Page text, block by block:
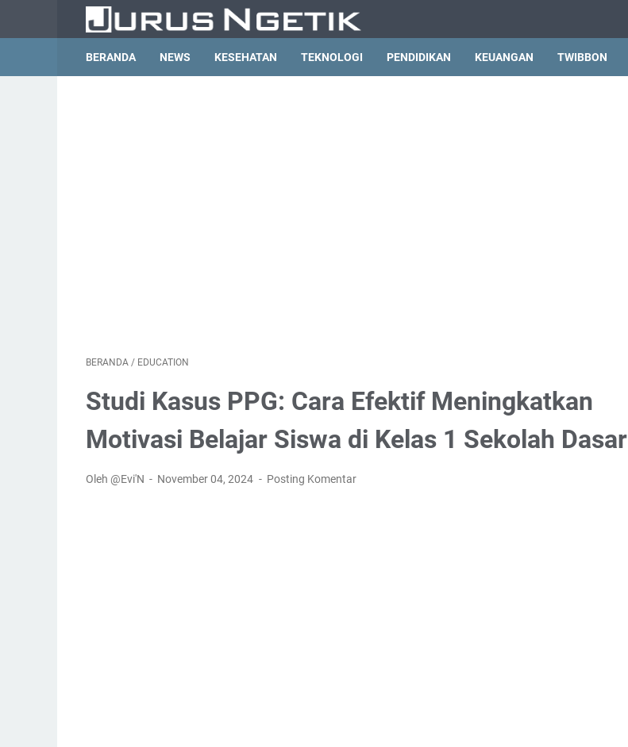
BERANDA NEWS KESEHATAN TEKNOLOGI PENDIDIKAN KEUANGAN TWIBBON
BERANDA / EDUCATION
Studi Kasus PPG: Cara Efektif Meningkatkan
Motivasi Belajar Siswa di Kelas 1 Sekolah Dasar
Oleh @Evi'N November 04, 2024 Posting Komentar